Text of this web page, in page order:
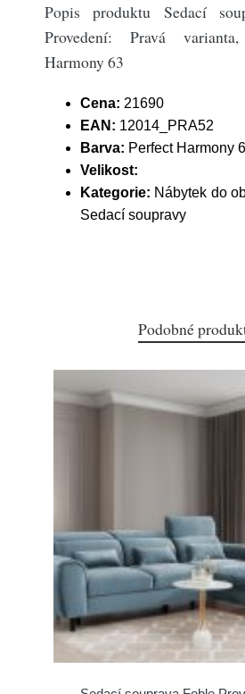
Popis produktu Sedací
Provedení: Pravá
Harmony 63
Cena: 21690
EAN: 12014_PRA52
Barva: Perfect Harmony
Velikost:
Kategorie: Nábytek do
Sedací soupravy
Podobné